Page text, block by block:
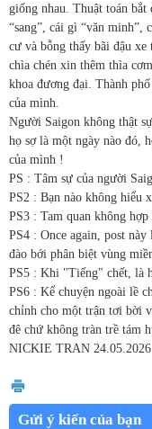
giống nhau. Thuật toán
“sang”, cái gì “văn minh”,
cư và bỗng thấy bãi đậu
chìa chén xin thêm thìa
khoa đương đại. Thành
của mình.
Người Saigon không thật
họ sợ là một ngày nào đó,
của mình !
PS : Tâm sự của người
PS2 : Bạn nào không hiểu
PS3 : Tam quan không
PS4 : Once again, post
đào bới phân biệt vùng
PS5 : Khi "Tiếng" chết, là
PS6 : Kể chuyện ngoài lề
chỉnh cho một trận tơi bời
đê chứ không tràn trề tám
NICKIE TRAN 24.05.2026
Gửi ý kiến của bạn